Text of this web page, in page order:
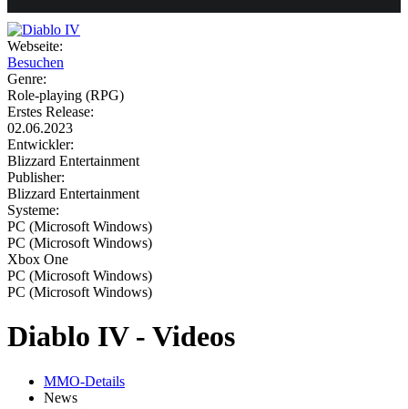
Webseite:
Besuchen
Genre:
Role-playing (RPG)
Erstes Release:
02.06.2023
Entwickler:
Blizzard Entertainment
Publisher:
Blizzard Entertainment
Systeme:
PC (Microsoft Windows)
PC (Microsoft Windows)
Xbox One
PC (Microsoft Windows)
PC (Microsoft Windows)
Diablo IV - Videos
MMO-Details
News